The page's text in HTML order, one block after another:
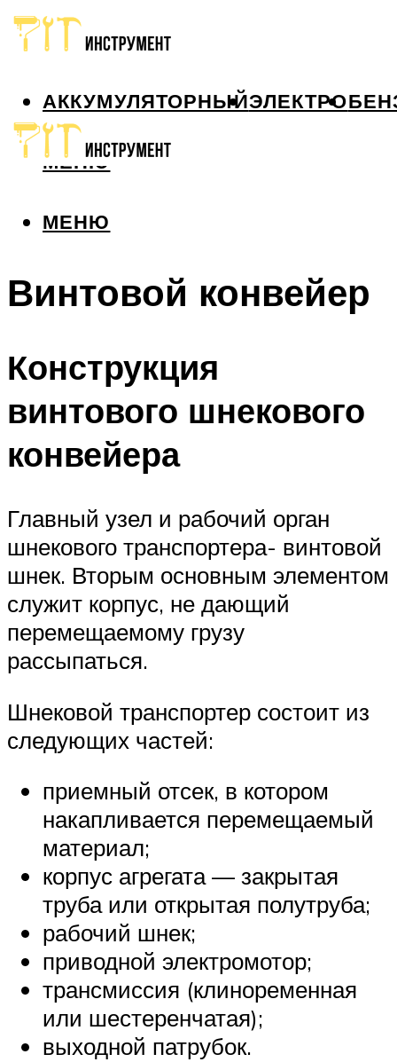
АККУМУЛЯТОРНЫЙЭЛЕКТРО
МЕНЮ
МЕНЮ
Винтовой конвейер
Конструкция
винтового шнекового
конвейера
Главный узел и рабочий орган
шнекового транспортера- винтовой
шнек. Вторым основным элементом
служит корпус, не дающий
перемещаемому грузу
рассыпаться.
Шнековой транспортер состоит из
следующих частей:
приемный отсек, в котором
накапливается перемещаемый
материал;
корпус агрегата — закрытая
труба или открытая полутруба;
рабочий шнек;
приводной электромотор;
трансмиссия (клиноременная
или шестеренчатая);
выходной патрубок.